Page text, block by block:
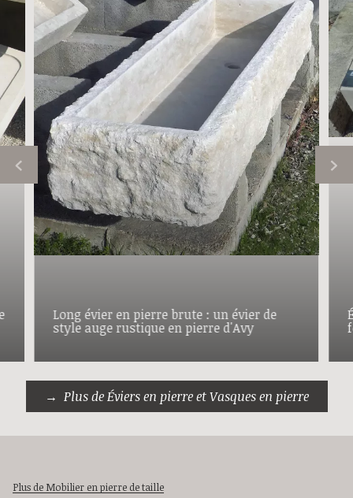
Long évier en pierre brute : un évier de
style auge rustique en pierre d'Avy
Plus de Éviers en pierre et Vasques en pierre
Plus de Mobilier en pierre de taille